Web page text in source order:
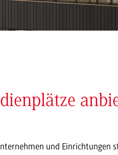
und Einrichtungen